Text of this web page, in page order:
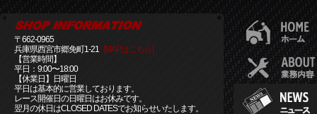
〒662-0965
兵庫県西宮市郷免町1-21 [MAPはこちら]
【営業時間】
平日：9:00〜18:00
【休業日】日曜日
平日は基本的に営業しております。
レース開催日の日曜日はお休みです。
翌月の休日はCLOSED DATESでお知らせいたします。